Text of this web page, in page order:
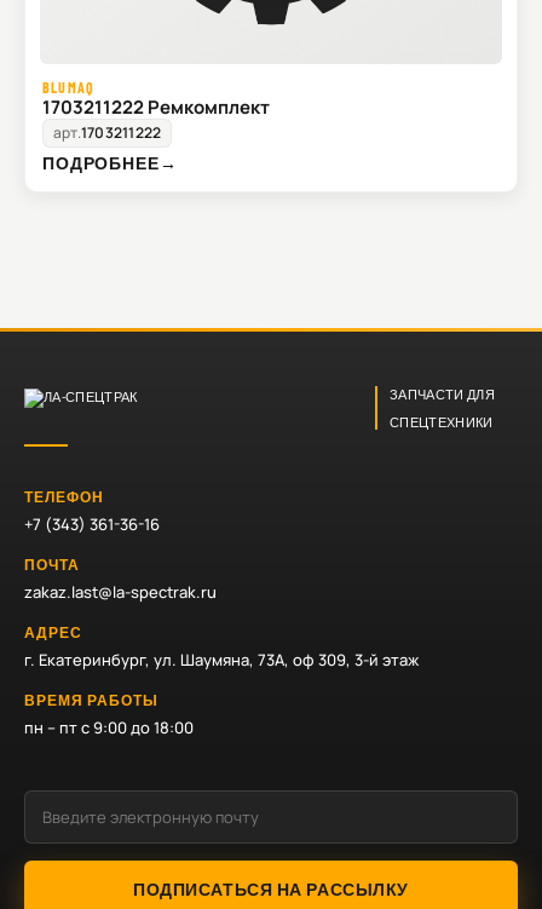
BLUMAQ
1703211222 Ремкомплект
арт.1703211222
ПОДРОБНЕЕ→
ЗАПЧАСТИ ДЛЯ
СПЕЦТЕХНИКИ
ТЕЛЕФОН
+7 (343) 361-36-16
ПОЧТА
zakaz.last@la-spectrak.ru
АДРЕС
г. Екатеринбург, ул. Шаумяна, 73А, оф 309, 3-й этаж
ВРЕМЯ РАБОТЫ
пн – пт с 9:00 до 18:00
ПОДПИСАТЬСЯ НА РАССЫЛКУ